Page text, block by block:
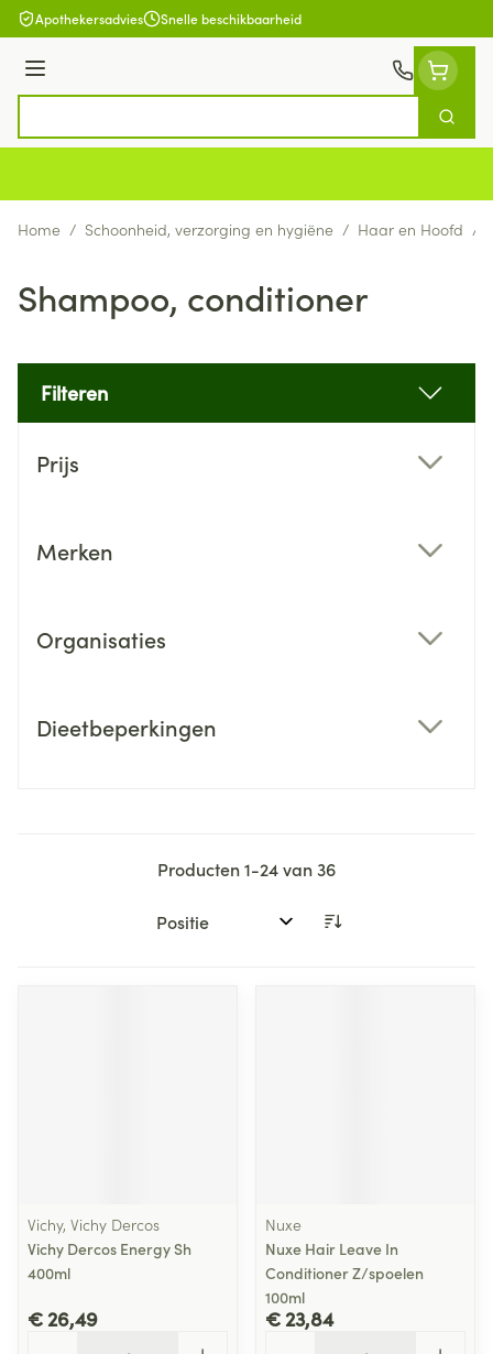
Ga naar de inhoud
Apothekersadvies Snelle beschikbaarheid
Menu
Zoek
Home / Schoonheid, verzorging en hygiëne / Haar en Hoofd /
Shampoo, conditioner
Filteren
Prijs
Merken
Organisaties
Dieetbeperkingen
Producten1-24van36
Sorteer op:
Vichy, Vichy Dercos
Vichy Dercos Energy Sh
400ml
€ 26,49
Nuxe
Nuxe Hair Leave In
Conditioner Z/spoelen
100ml
€ 23,84